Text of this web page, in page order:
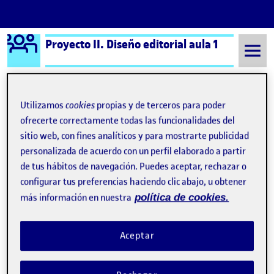
Saltar al contenido
Logo Ágora
Proyecto II. Diseño editorial aula 1
Semestre 20202 - Aula 1 José Javier Hernández Baños
José Javier Hernández
Baños
Fecha de publicación17 mayo, 2021 3:31 pm
-1 comentario
Esta es mi propuesta para la web de la revista Euforia, en este
link se puede ver la web en funcionamiento, web responsiva
Utilizamoscookies propias y de terceros para poder
ofrecerte correctamente todas las funcionalidades del
sitio web, con fines analíticos y para mostrarte publicidad
personalizada de acuerdo con un perfil elaborado a partir
de tus hábitos de navegación. Puedes aceptar, rechazar o
configurar tus preferencias haciendo clic abajo, u obtener
más información en nuestra política de cookies.
Aceptar